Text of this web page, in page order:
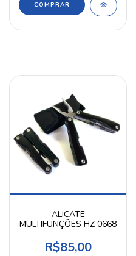
ALICATE
MULTIFUNÇÕES HZ 0668
R$85,00